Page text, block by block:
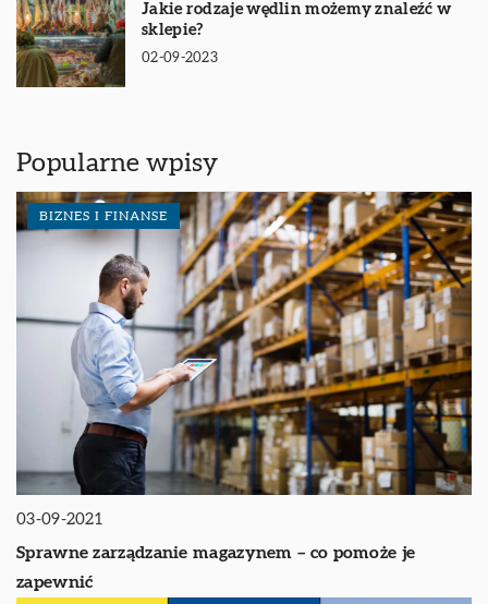
Jakie rodzaje wędlin możemy znaleźć w
sklepie?
02-09-2023
Popularne wpisy
BIZNES I FINANSE
03-09-2021
Sprawne zarządzanie magazynem – co pomoże je
zapewnić